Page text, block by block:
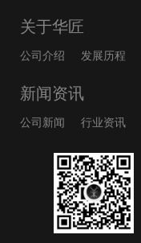
关于华匠
公司介绍 发展历程
新闻资讯
公司新闻 行业资讯